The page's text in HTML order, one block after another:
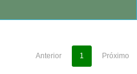
Anterior 1 Próximo